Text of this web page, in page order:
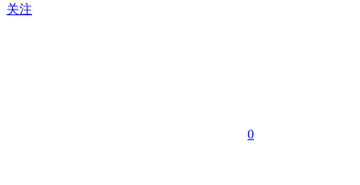
关注
0